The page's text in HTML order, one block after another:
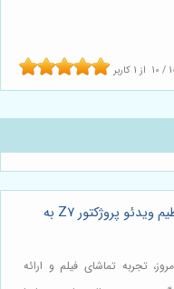
10 / از 1 کاربر
⭐️ راهنمای گام به گام نصب و تنظیم ویدئو پروژکتور Z7 به
تجربه تماشای فیلم و ارائه